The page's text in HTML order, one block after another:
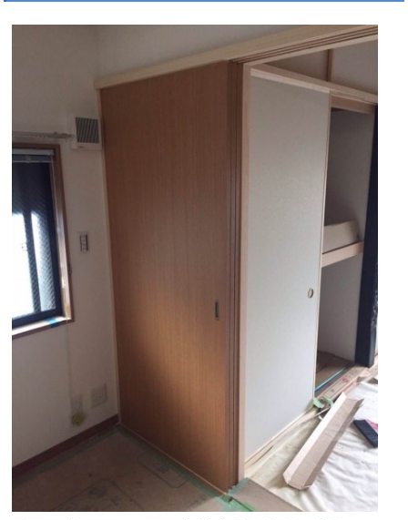
企業情報
スタッフ紹介
住まいのお悩み解決策
プライバシーポリシー
サイトマップ